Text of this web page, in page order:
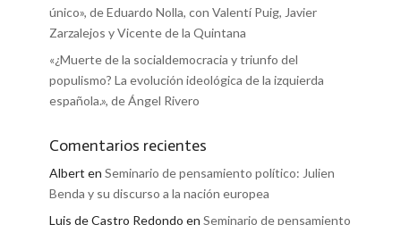
único», de Eduardo Nolla, con Valentí Puig, Javier
Zarzalejos y Vicente de la Quintana
«¿Muerte de la socialdemocracia y triunfo del
populismo? La evolución ideológica de la izquierda
española.», de Ángel Rivero
Comentarios recientes
Albert en Seminario de pensamiento político: Julien
Benda y su discurso a la nación europea
Luis de Castro Redondo en Seminario de pensamiento